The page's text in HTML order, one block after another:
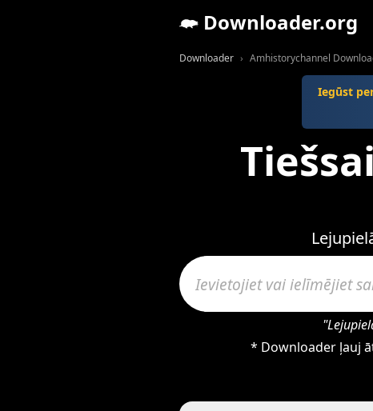
Downloader.org
Downloader Amhistorychannel
Iegūst
* Downloader ļauj